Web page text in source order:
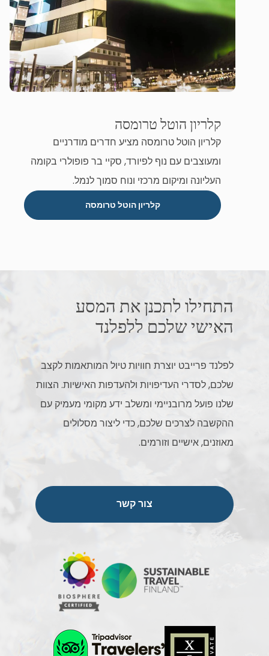
קלריון הוטל טרומסה
קלריון הוטל טרומסה מציע חדרים מודרניים
ומעוצבים עם נוף לפיורד, סקיי בר פופולרי בקומה
העליונה ומיקום מרכזי ונוח סמוך לנמל.
קלריון הוטל טרומסה
התחילו לתכנן את המסע
האישי שלכם ללפלנד
לפלנד פרייבט יוצרת חוויות טיול המותאמות לקצב
שלכם, לסדרי העדיפויות ולהעדפות האישיות. הצוות
שלנו פועל מרובניימי ומשלב ידע מקומי מעמיק עם
ההקשבה לצרכים שלכם, כדי ליצור מסלולים
מאוזנים, אישיים וזורמים.
צור קשר